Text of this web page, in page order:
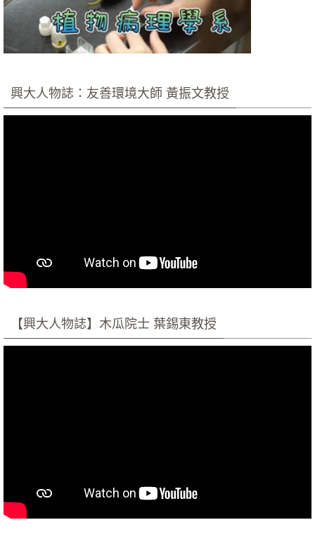
興大人物誌：友善環境大師 黃振文教授
【興大人物誌】木瓜院士 葉錫東教授